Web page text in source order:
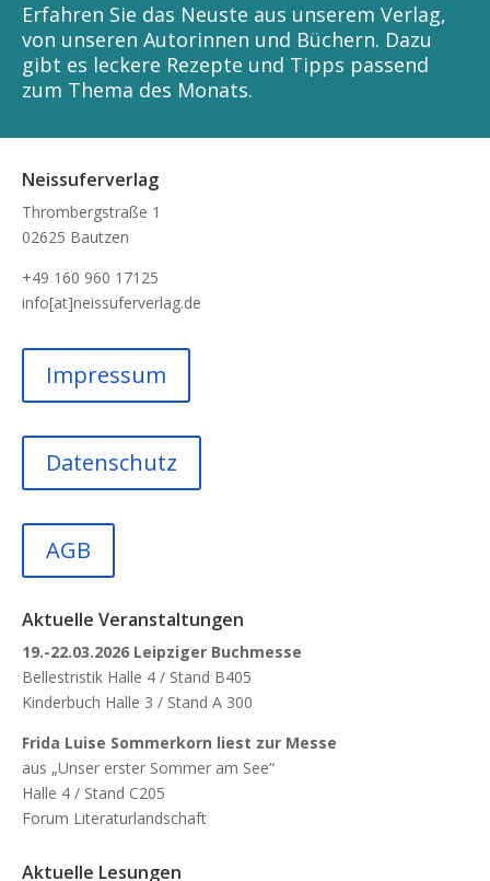
Erfahren Sie das Neuste aus unserem Verlag,
von unseren Autorinnen und Büchern. Dazu
gibt es leckere Rezepte und Tipps passend
zum Thema des Monats.
Neissuferverlag
Thrombergstraße 1
02625 Bautzen
+49 160 960 17125
info[at]neissuferverlag.de
Impressum
Datenschutz
AGB
Aktuelle Veranstaltungen
19.-22.03.2026 Leipziger Buchmesse
Bellestristik Halle 4 / Stand B405
Kinderbuch Halle 3 / Stand A 300
Frida Luise Sommerkorn liest zur Messe
aus „Unser erster Sommer am See“
Halle 4 / Stand C205
Forum Literaturlandschaft
Aktuelle Lesungen